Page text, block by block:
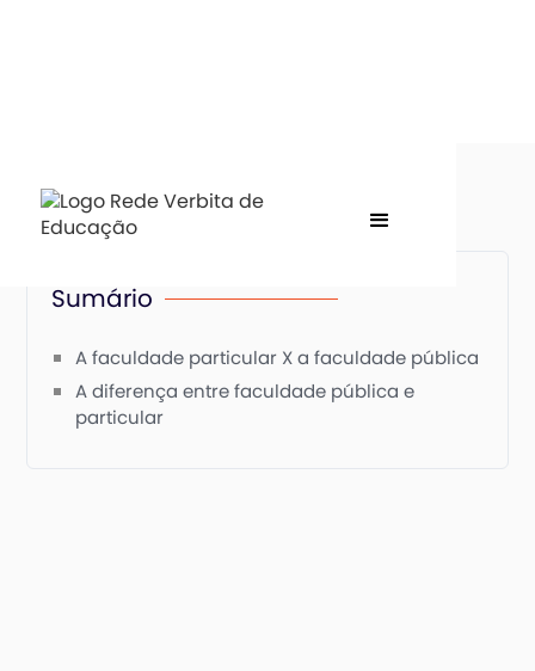
Sumário
A faculdade particular X a faculdade pública
A diferença entre faculdade pública e
particular